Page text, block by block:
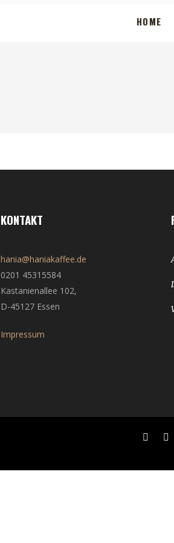
HOME
KONTAKT
hania@haniakaffee.de
0201 45315584
Kastanienallee 102,
D-45127 Essen
Impressum